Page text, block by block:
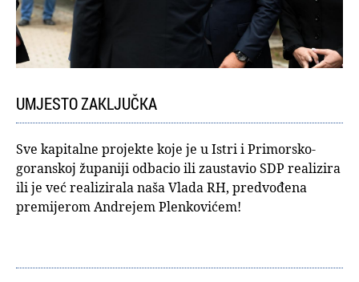
UMJESTO ZAKLJUČKA
Sve kapitalne projekte koje je u Istri i Primorsko-
goranskoj županiji odbacio ili zaustavio SDP realizira
ili je već realizirala naša Vlada RH, predvođena
premijerom Andrejem Plenkovićem!